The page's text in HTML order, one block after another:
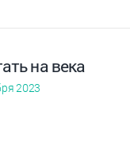
на века
2023